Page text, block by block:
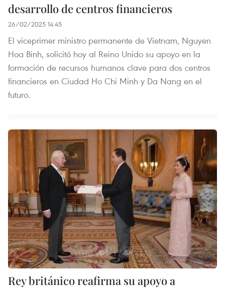
desarrollo de centros financieros
26/02/2025 14:45
El viceprimer ministro permanente de Vietnam, Nguyen
Hoa Binh, solicitó hoy al Reino Unido su apoyo en la
formación de recursos humanos clave para dos centros
financieros en Ciudad Ho Chi Minh y Da Nang en el
futuro.
Rey británico reafirma su apoyo a